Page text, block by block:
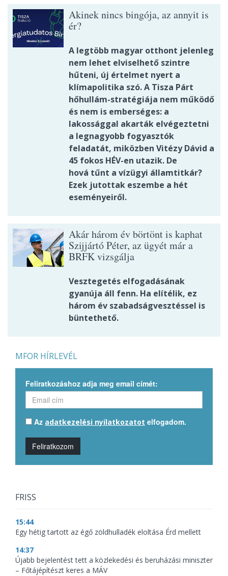
Akinek nincs bingója, az annyit is
ér?
A legtöbb magyar otthont jelenleg
nem lehet elviselhető szintre
hűteni, új értelmet nyert a
klímapolitika szó. A Tisza Párt
hőhullám-stratégiája nem működő
és nem is emberséges: a
lakossággal akarták elvégeztetni
a legnagyobb fogyasztók
feladatát, miközben Vitézy Dávid a
45 fokos HÉV-en utazik. De
hová tűnt a vízügyi államtitkár?
Ezek jutottak eszembe a hét
eseményeiről.
Akár három év börtönt is kaphat
Szijjártó Péter, az ügyét már a
BRFK vizsgálja
Vesztegetés elfogadásának
gyanúja áll fenn. Ha elítélik, ez
három év szabadságvesztéssel is
büntethető.
MFOR HÍRLEVÉL
Feliratkozáshoz adja meg email címét:
Az adatkezelési nyilatkozatot elfogadom.
Feliratkozom
FRISS
15:44
Egy hétig tartott az égő zöldhulladék eloltása Érd mellett
14:37
Újabb bejelentést tett a közlekedési és beruházási miniszter
– Főtájépítészt keres a MÁV